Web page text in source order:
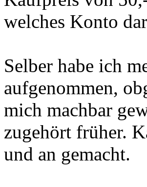
welches Konto
Selber habe ich
aufgenommen,
mich machbar
zugehört früher.
und an gemacht.